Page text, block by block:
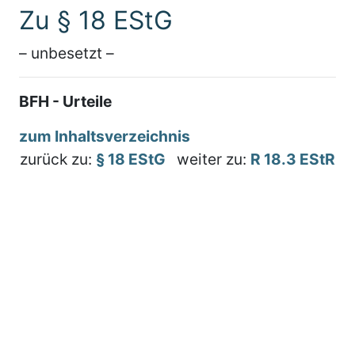
Zu § 18 EStG
– unbesetzt –
BFH - Urteile
zum Inhaltsverzeichnis
zurück zu: § 18 EStG weiter zu: R 18.3 EStR